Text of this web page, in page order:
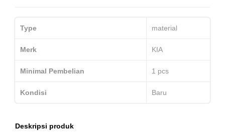
Type material
Merk KIA
Minimal Pembelian 1 pcs
Kondisi Baru
Deskripsi produk